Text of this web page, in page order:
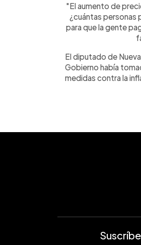
"El aumento de
¿cuántas personas
para que la gente
El diputado de
Gobierno había
medidas contra la